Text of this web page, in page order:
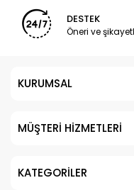
DESTEK
Öneri ve
KURUMSAL
MÜŞTERİ HİZMETLERİ
KATEGORİLER